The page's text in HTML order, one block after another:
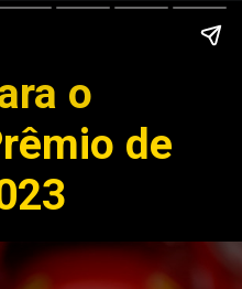
o
de